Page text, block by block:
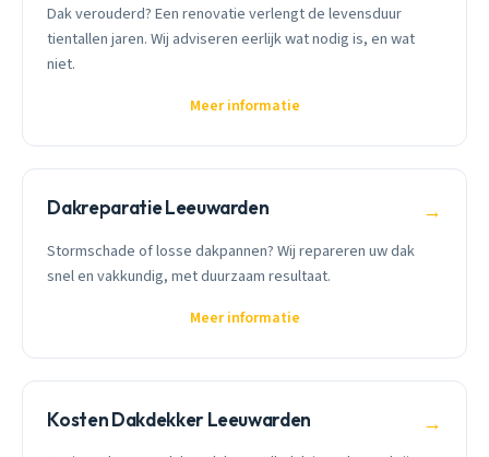
Dak verouderd? Een renovatie verlengt de levensduur
tientallen jaren. Wij adviseren eerlijk wat nodig is, en wat
niet.
Meer informatie
Dakreparatie Leeuwarden →
Stormschade of losse dakpannen? Wij repareren uw dak
snel en vakkundig, met duurzaam resultaat.
Meer informatie
Kosten Dakdekker Leeuwarden →